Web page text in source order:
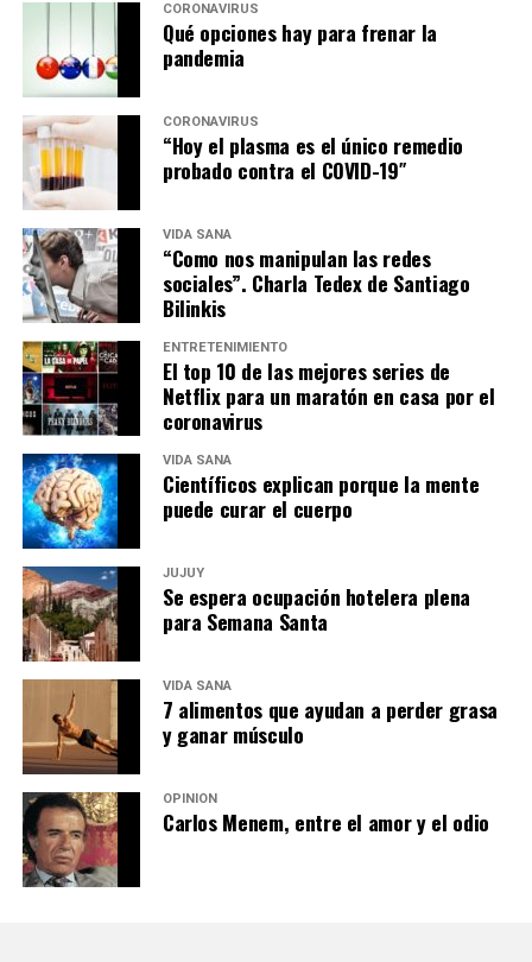
CORONAVIRUS
Qué opciones hay para frenar la
pandemia
CORONAVIRUS
“Hoy el plasma es el único remedio
probado contra el COVID-19″
VIDA SANA
“Como nos manipulan las redes
sociales”. Charla Tedex de Santiago
Bilinkis
ENTRETENIMIENTO
El top 10 de las mejores series de
Netflix para un maratón en casa por el
coronavirus
VIDA SANA
Científicos explican porque la mente
puede curar el cuerpo
JUJUY
Se espera ocupación hotelera plena
para Semana Santa
VIDA SANA
7 alimentos que ayudan a perder grasa
y ganar músculo
OPINIÓN
Carlos Menem, entre el amor y el odio